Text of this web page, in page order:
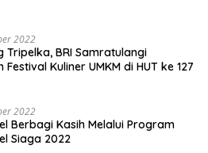
2022
Tripelka, BRI Samratulangi
Festival Kuliner UMKM di HUT ke 127
2022
Berbagi Kasih Melalui Program
Siaga 2022